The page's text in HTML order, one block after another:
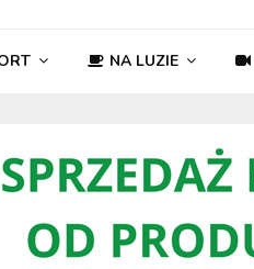
NA LUZIE